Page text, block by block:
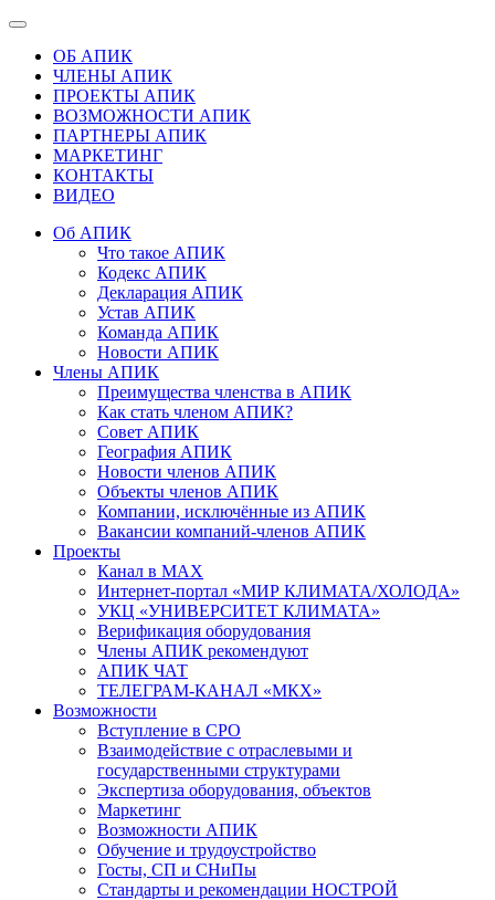
ОБ АПИК
ЧЛЕНЫ АПИК
ПРОЕКТЫ АПИК
ВОЗМОЖНОСТИ АПИК
ПАРТНЕРЫ АПИК
МАРКЕТИНГ
КОНТАКТЫ
ВИДЕО
Об АПИК
Что такое АПИК
Кодекс АПИК
Декларация АПИК
Устав АПИК
Команда АПИК
Новости АПИК
Члены АПИК
Преимущества членства в АПИК
Как стать членом АПИК?
Совет АПИК
География АПИК
Новости членов АПИК
Объекты членов АПИК
Компании, исключённые из АПИК
Вакансии компаний-членов АПИК
Проекты
Канал в MAX
Интернет-портал «МИР КЛИМАТА/ХОЛОДА»
УКЦ «УНИВЕРСИТЕТ КЛИМАТА»
Верификация оборудования
Члены АПИК рекомендуют
АПИК ЧАТ
ТЕЛЕГРАМ-КАНАЛ «МКХ»
Возможности
Вступление в СРО
Взаимодействие с отраслевыми и
государственными структурами
Экспертиза оборудования, объектов
Маркетинг
Возможности АПИК
Обучение и трудоустройство
Госты, СП и СНиПы
Стандарты и рекомендации НОСТРОЙ